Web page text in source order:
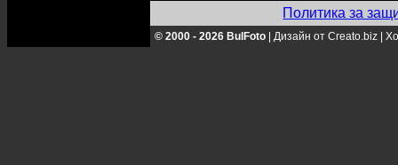
Политика за
© 2000 - 2026 BulFoto Дизайн от Creato.biz